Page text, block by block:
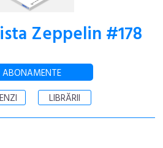
Zeppelin #178
ABONAMENTE
LIBRĂRII